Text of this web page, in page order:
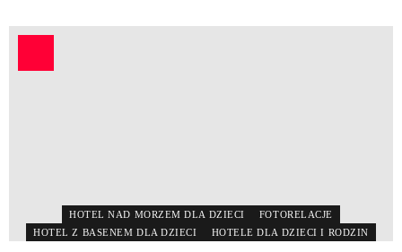
HOTEL NAD MORZEM DLA DZIECI
FOTORELACJE
HOTEL Z BASENEM DLA DZIECI
HOTELE DLA DZIECI I RODZIN